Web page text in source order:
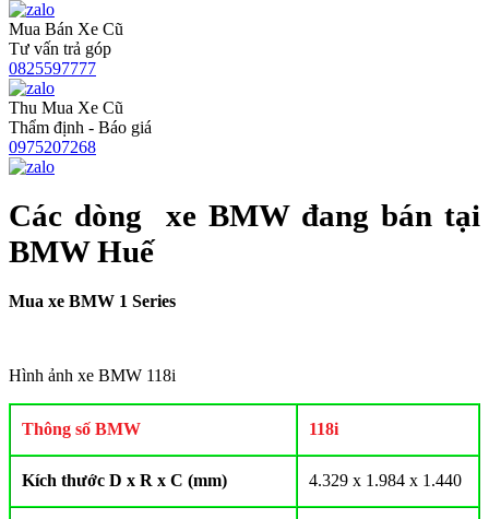
Mua Bán Xe Cũ
Tư vấn trả góp
0825597777
Thu Mua Xe Cũ
Thẩm định - Báo giá
0975207268
Các dòng xe BMW đang bán tại
BMW Huế
Mua xe BMW 1 Series
Hình ảnh xe BMW 118i
Thông số BMW 118i
Kích thước D x R x C (mm) 4.329 x 1.984 x 1.440